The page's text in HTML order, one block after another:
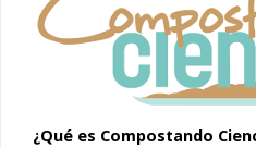
¿Qué es Compostando